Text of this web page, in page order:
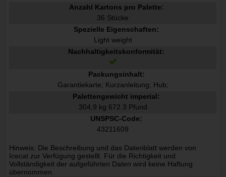
Anzahl Kartons pro Palette:
36 Stücke
Spezielle Eigenschaften:
Light weight
Nachhaltigkeitskonformität:
Packungsinhalt:
Garantiekarte; Kurzanleitung; Hub;
Palettengewicht imperial:
304,9 kg 672.3 Pfund
UNSPSC-Code:
43211609
Hinweis: Die Beschreibung und das Datenblatt werden von
Icecat zur Verfügung gestellt. Für die Richtigkeit und
Vollständigkeit der aufgeführten Daten wird keine Haftung
übernommen.